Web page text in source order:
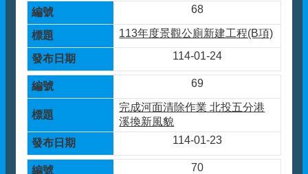
68
113年度景觀公廁新建工程(B項)
114-01-24
69
完成河面清除作業 北投五分港
溪換新風貌
114-01-23
70